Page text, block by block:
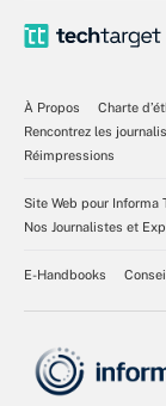
À Propos
Charte
Rencontrez les
Réimpressions
Site Web pour Informa
Nos Journalistes et
E-Handbooks